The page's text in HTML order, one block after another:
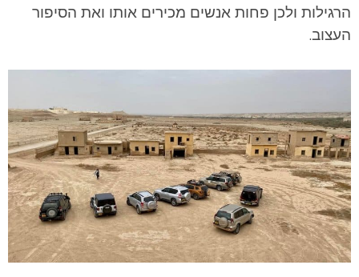
הרגילות ולכן פחות אנשים מכירים אותו ואת הסיפור
העצוב.